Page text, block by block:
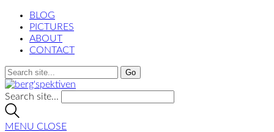
BLOG
PICTURES
ABOUT
CONTACT
Search site...
MENU CLOSE